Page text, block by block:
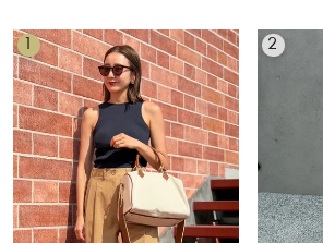
1 2